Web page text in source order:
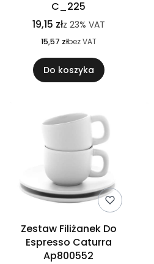
C_225
19,15 złz 23% VAT
15,57 złbez VAT
Do koszyka
Zestaw Filiżanek Do
Espresso Caturra
Ap800552